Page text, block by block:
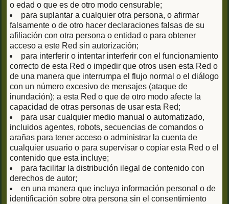
o edad o que es de otro modo censurable;
para suplantar a cualquier otra persona, o afirmar
falsamente o de otro hacer declaraciones falsas de su
afiliación con otra persona o entidad o para obtener
acceso a este Red sin autorización;
para interferir o intentar interferir con el funcionamiento
correcto de esta Red o impedir que otros usen esta Red o
de una manera que interrumpa el flujo normal o el diálogo
con un número excesivo de mensajes (ataque de
inundación); a esta Red o que de otro modo afecte la
capacidad de otras personas de usar esta Red;
para usar cualquier medio manual o automatizado,
incluidos agentes, robots, secuencias de comandos o
arañas para tener acceso o administrar la cuenta de
cualquier usuario o para supervisar o copiar esta Red o el
contenido que esta incluye;
para facilitar la distribución ilegal de contenido con
derechos de autor;
en una manera que incluya información personal o de
identificación sobre otra persona sin el consentimiento